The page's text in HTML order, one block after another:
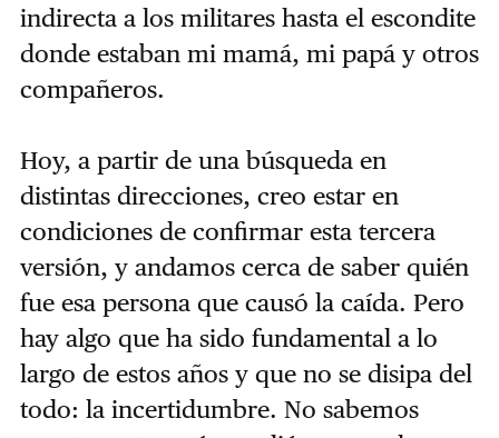
indirecta a los militares hasta el escondite
donde estaban mi mamá, mi papá y otros
compañeros.
Hoy, a partir de una búsqueda en
distintas direcciones, creo estar en
condiciones de confirmar esta tercera
versión, y andamos cerca de saber quién
fue esa persona que causó la caída. Pero
hay algo que ha sido fundamental a lo
largo de estos años y que no se disipa del
todo: la incertidumbre. No sabemos